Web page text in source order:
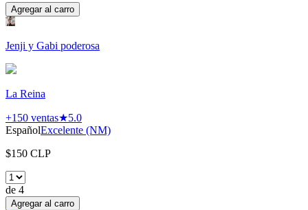
Agregar al carro
Jenji y Gabi poderosa
La Reina
+150 ventas★5.0
EspañolExcelente (NM)
$150 CLP
de 4
Agregar al carro